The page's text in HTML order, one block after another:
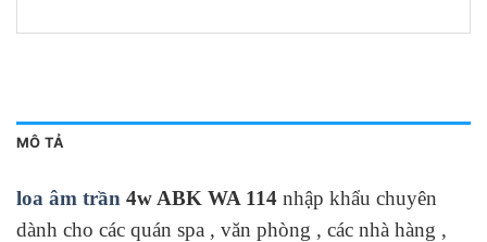
MÔ TẢ
loa âm trần 4w ABK WA 114 nhập khẩu chuyên
dành cho các quán spa , văn phòng , các nhà hàng ,